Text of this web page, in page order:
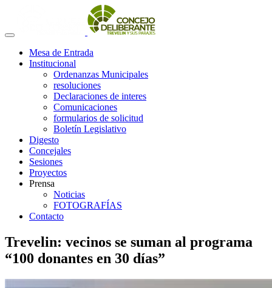
Mesa de Entrada
Institucional
Ordenanzas Municipales
resoluciones
Declaraciones de interes
Comunicaciones
formularios de solicitud
Boletín Legislativo
Digesto
Concejales
Sesiones
Proyectos
Prensa
Noticias
FOTOGRAFÍAS
Contacto
Trevelin: vecinos se suman al programa
“100 donantes en 30 días”